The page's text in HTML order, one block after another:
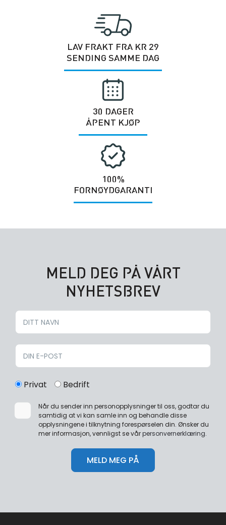
LAV FRAKT FRA KR 29
SENDING SAMME DAG
30 DAGER
ÅPENT KJØP
100%
FORNØYDGARANTI
MELD DEG PÅ VÅRT
NYHETSBREV
Privat Bedrift
Når du sender inn personopplysninger til oss, godtar du
samtidig at vi kan samle inn og behandle disse
opplysningene i tilknytning forespørselen din. Ønsker du
mer informasjon, vennligst se vårpersonvernerklæring.